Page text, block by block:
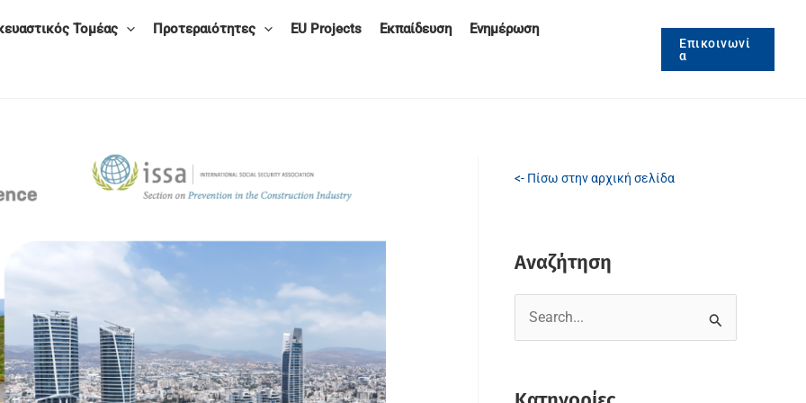
Τομέας Προτεραιότητες EU Projects Εκπαίδευση Ενημέρωση
Επικοινωνί
α
<- Πίσω στην αρχική σελίδα
Αναζήτηση
r